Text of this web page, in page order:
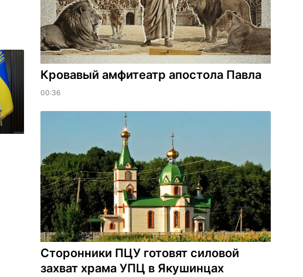
​Кровавый амфитеатр апостола Павла
00:36
Сторонники ПЦУ готовят силовой
захват храма УПЦ в Якушинцах